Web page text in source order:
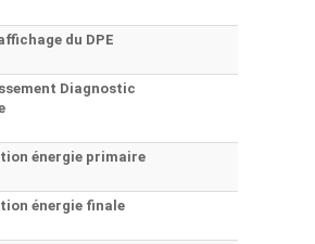
du DPE
Diagnostic
énergie primaire
énergie finale